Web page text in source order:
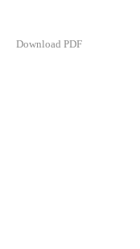
Download PDF